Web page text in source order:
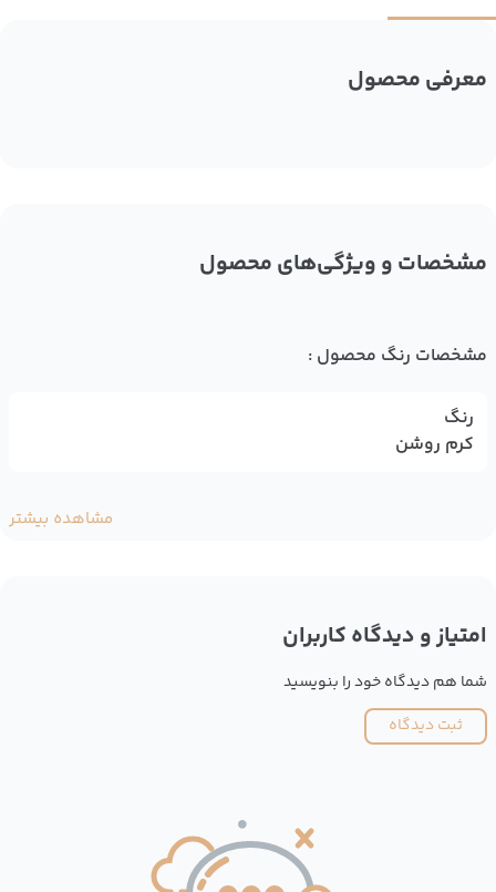
معرفی محصول
مشخصات و ویژگی‌های محصول
مشخصات رنگ محصول :
رنگ
کرم روشن
مشاهده بیشتر
امتیاز و دیدگاه کاربران
شما هم دیدگاه خود را بنویسید
ثبت دیدگاه